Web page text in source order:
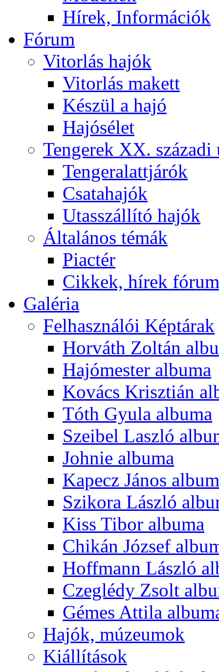
Hírek, Információk
Fórum
Vitorlás hajók
Vitorlás makett
Készül a hajó
Hajósélet
Tengerek XX. századi
Tengeralattjárók
Csatahajók
Utasszállító hajók
Általános témák
Piactér
Cikkek, hírek
Galéria
Felhasználói Képtárak
Horváth Zoltán
Hajómester albuma
Kovács Krisztián
Tóth Gyula albuma
Szeibel Laszló
Johnie albuma
Kapecz János
Szikora László
Kiss Tibor albuma
Chikán József
Hoffmann László
Czeglédy Zsolt
Gémes Attila
Hajók, múzeumok
Kiállítások